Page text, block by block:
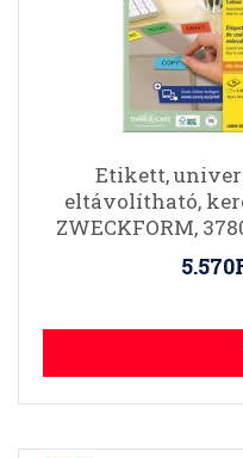
Etikett,
eltávolítható,
ZWECKFORM,